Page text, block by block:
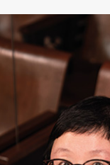
SHARE TWEET